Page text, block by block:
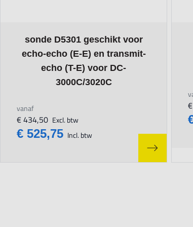
sonde D5301 geschikt voor
echo-echo (E-E) en transmit-
echo (T-E) voor DC-
3000C/3020C
The price depends on the options chosen on the
vanaf
€ 525,75 Incl. btw
€ 434,50 Excl. btw